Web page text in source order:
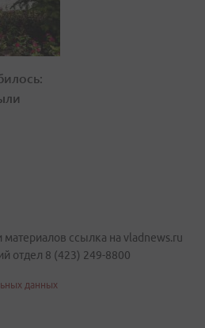
ссылка на vladnews.ru
отдел 8 (423) 249-8800
данных